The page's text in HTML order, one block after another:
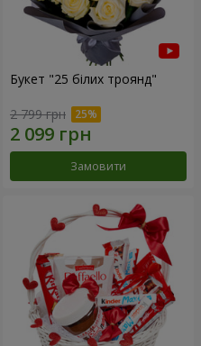
Букет "25 білих троянд"
2 799 грн
Замовити